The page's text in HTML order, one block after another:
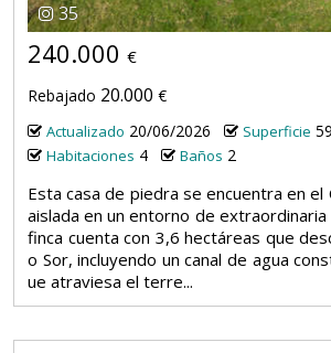
35
240.000 €
Rebajado 20.000 €
Actualizado 20/06/2026 Superficie
Habitaciones 4 Baños 2
Esta casa de piedra se encuentra en el
aislada en un entorno de extraordinaria
finca cuenta con 3,6 hectáreas que
o Sor, incluyendo un canal de agua
ue atraviesa el terre...